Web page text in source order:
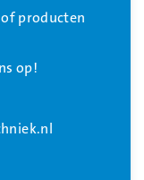
producten
op!